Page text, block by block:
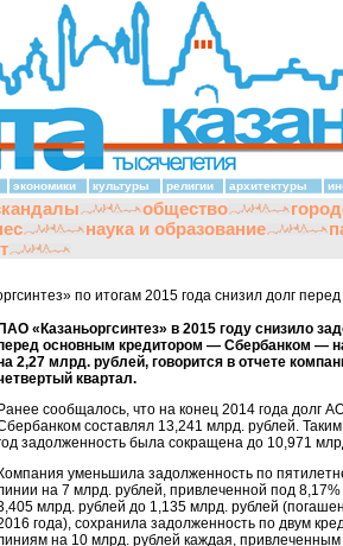
экономики культуры религии архитектуры
общество
наука и образование
по итогам 2015 года снизил долг
ПАО «Казаньоргсинтез» в 2015 году снизило
основным кредитором — Сбербанком —
2,27 млрд. рублей, говорится в отчете
квартал.
Ранее сообщалось, что на конец 2014 года долг
составлял 13,241 млрд. рублей.
задолженность была сокращена до 10,971
Компания уменьшила задолженность по
на 7 млрд. рублей, привлеченной под 8,17%
млрд. рублей до 1,135 млрд. рублей
года), сохранила задолженность по двум
на 10 млрд. рублей каждая,